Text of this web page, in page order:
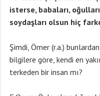
isterse, babaları,
soydaşları olsun hiç
Şimdi, Ömer (r.a.)
bilgilere göre, kendi en
terkeden bir insan mı?